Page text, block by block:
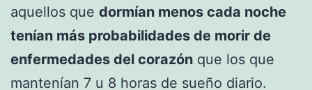
aquellos que dormían menos cada noche
tenían más probabilidades de morir de
enfermedades del corazón que los que
mantenían 7 u 8 horas de sueño diario.